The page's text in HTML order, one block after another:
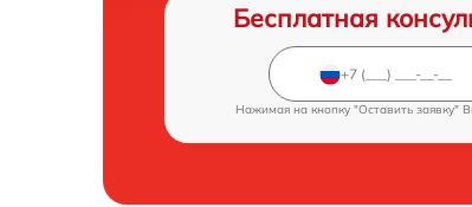
Бесплатная
Нажимая на кнопку "Оставить заявку"